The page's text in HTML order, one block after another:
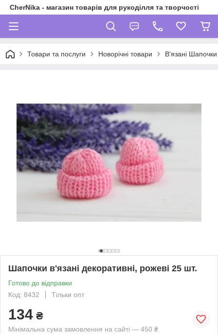
CherNika - магазин товарів для рукоділля та творчості
Товари та послуги Новорічні товари В'язані Шапочки
Шапочки в'язані декоративні, рожеві 25 шт.
Готово до відправки
Код: 8432
Тільки опт
134 ₴
Мінімальна сума замовлення на сайті — 450 ₴